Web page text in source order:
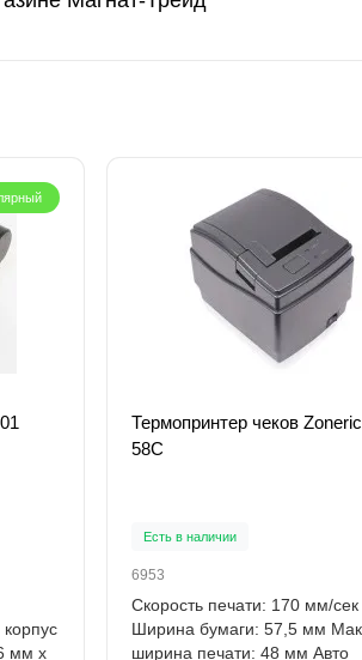
мм x
Термопринтер чеков
58C
Есть в наличии
6953
Скорость печати: 170 мм/сек
Ширина бумаги: 57,5 мм
ширина печати: 48 мм Авто